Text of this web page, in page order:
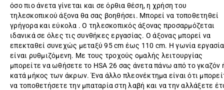
όσο πιο άνετα γίνεται και σε όρθια θέση, η χρήση του
τηλεσκοπικού άξονα θα σας βοηθήσει. Μπορεί να τοποθετηθεί
γρήγορα και εύκολα . Ο τηλεσκοπικός άξονας προσαρμόζεται
ιδανικά σε όλες τις συνθήκες εργασίας. Ο άξονας μπορεί να
επεκταθεί συνεχώς μεταξύ 95 cm έως 110 cm. Η γωνία
είναι ρυθμιζόμενη. Με τους τροχούς ομαλής λειτουργίας
μπορείτε να ωθήσετε το HSA 26 σας άνετα πάνω από το γκαζόν
κατά μήκος των άκρων. Ένα άλλο πλεονέκτημα είναι ότι
να τοποθετήσετε την μπαταρία στη λαβή και να την αλλάξετε